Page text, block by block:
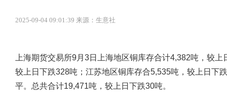
2025-09-04 09:01:39 来源：生意社
上海期货交易所9月3日上海地区铜库存合计4,382吨，较
较上日下跌328吨；江苏地区铜库存合5,535吨，较上日下
平。总共合计19,471吨，较上日下跌30吨。